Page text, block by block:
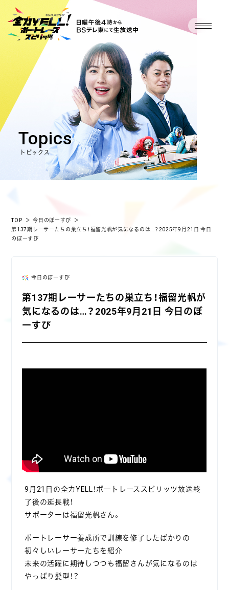
Topics
トピックス
TOP ＞ 今日のぼーすぴ
＞
第137期レーサーたちの巣立ち！福留光帆が気になるのは…？2025年9月21日 今日
のぼーすぴ
今日のぼーすぴ
第137期レーサーたちの巣立ち！福留光帆が
気になるのは…？2025年9月21日 今日のぼ
ーすぴ
9月21日の全力YELL！ボートレーススピリッツ放送終
了後の延長戦！
サポーターは福留光帆さん。
ボートレーサー養成所で訓練を修了したばかりの
初々しいレーサーたちを紹介
未来の活躍に期待しつつも福留さんが気になるのは
やっぱり髪型！？